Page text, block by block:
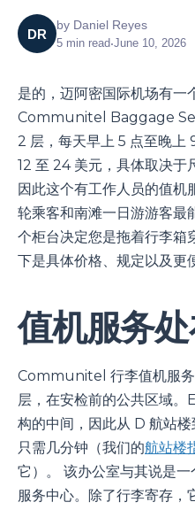
DR
by Daniel Reyes
5 min read•June 10, 2026
是的，迈阿密国际机场有一
Communitel Baggage
2 层，每天早上 5 点至晚上
12 至 24 美元，具体取决于
因此这个有工作人员的值机
轮乘客和南滩一日游游客最
个柜台决定您是拖着行李箱
下是具体价格、规定以及更
值机服务
Communitel 行李值机服务
层，在安检前的公共区域。
构的中间，因此从 D 航站楼
只需几分钟（我们的航站楼
它）。 该办公室与其说是
服务中心。除了行李寄存，